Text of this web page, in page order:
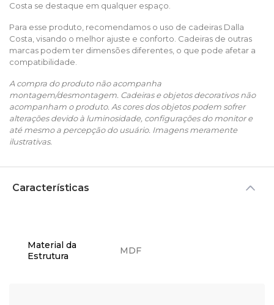
Costa se destaque em qualquer espaço.
Para esse produto, recomendamos o uso de cadeiras Dalla
Costa, visando o melhor ajuste e conforto. Cadeiras de outras
marcas podem ter dimensões diferentes, o que pode afetar a
compatibilidade.
A compra do produto não acompanha
montagem/desmontagem. Cadeiras e objetos decorativos não
acompanham o produto. As cores dos objetos podem sofrer
alterações devido à luminosidade, configurações do monitor e
até mesmo a percepção do usuário. Imagens meramente
ilustrativas.
Características
Material da
Estrutura
MDF